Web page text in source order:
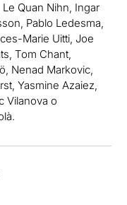
Quan Nihn, Ingar
Pablo Ledesma,
Marie Uitti, Joe
Tom Chant,
Nenad Markovic,
Yasmine Azaiez,
Vilanova o